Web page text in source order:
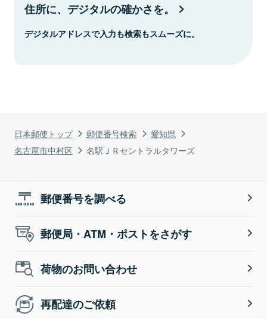
日本郵便トップ 郵便番号検索
愛知県
名古屋市中村区
名駅ＪＲセントラルタワーズ
住所に、デジタルの確かさを。
デジタルアドレスで入力も検索もスムーズに。
郵便番号を調べる
郵便局・ATM・ポストをさがす
荷物のお問い合わせ
再配達のご依頼